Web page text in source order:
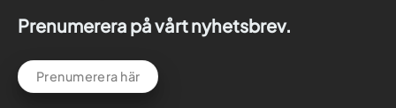
Prenumerera på vårt nyhetsbrev.
Prenumerera här